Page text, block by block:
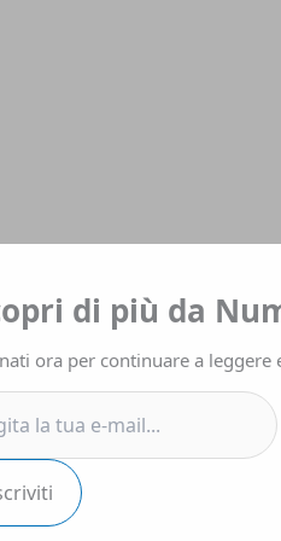
di più da
ora per continuare a leggere